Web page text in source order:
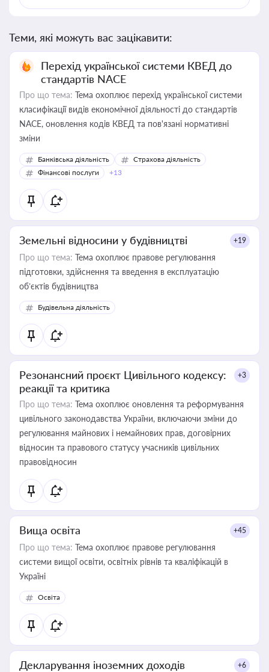
Теми, які можуть вас зацікавити:
Перехід української системи КВЕД до
стандартів NACE
Про що тема: Тема охоплює перехід української системи
класифікації видів економічної діяльності до стандартів
NACE, оновлення кодів КВЕД та пов'язані нормативні
зміни
Банківська діяльність
Страхова діяльність
Фінансові послуги
+13
Земельні відносини у будівництві +19
Про що тема: Тема охоплює правове регулювання
підготовки, здійснення та введення в експлуатацію
об’єктів будівництва
Будівельна діяльність
Резонансний проєкт Цивільного кодексу:
реакції та критика
+3
Про що тема: Тема охоплює оновлення та реформування
цивільного законодавства України, включаючи зміни до
регулювання майнових і немайнових прав, договірних
відносин та правового статусу учасників цивільних
правовідносин
Вища освіта +45
Про що тема: Тема охоплює правове регулювання
системи вищої освіти, освітніх рівнів та кваліфікацій в
Україні
Освіта
Декларування іноземних доходів +6